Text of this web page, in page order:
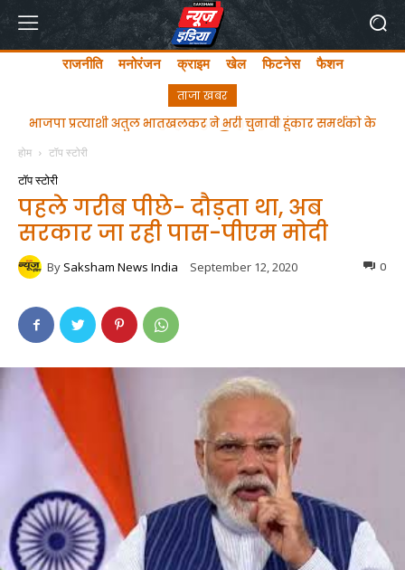
राजनीति मनोरंजन क्राइम खेल फिटनेस फैशन
ताजा खबर
ghgfhfghfghgfhgfhf
होम टॉप स्टोरी
टॉप स्टोरी
पहले गरीब पीछे- दौड़ता था, अब
सरकार जा रही पास-पीएम मोदी
By Saksham News India September 12, 2020 0